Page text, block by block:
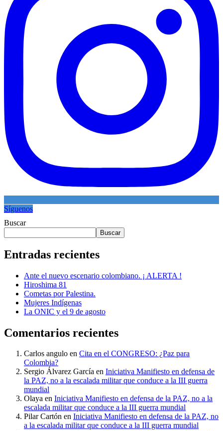
Síguenos
Buscar
Buscar
Entradas recientes
Ante el nuevo escenario colombiano. ¡ ALERTA !
Hiroshima 81
Cometas por Palestina.
Mujeres Indígenas
La ONIC y el 9 de agosto
Comentarios recientes
Carlos angulo en Cita en el CONGRESO: ¿Paz para
Colombia?
Sergio Álvarez García en Iniciativa Manifiesto en defensa de
la PAZ, no a la escalada militar que conduce a la III guerra
mundial
Olaya en Iniciativa Manifiesto en defensa de la PAZ, no a la
escalada militar que conduce a la III guerra mundial
Pilar Cartón en Iniciativa Manifiesto en defensa de la PAZ, no
a la escalada militar que conduce a la III guerra mundial